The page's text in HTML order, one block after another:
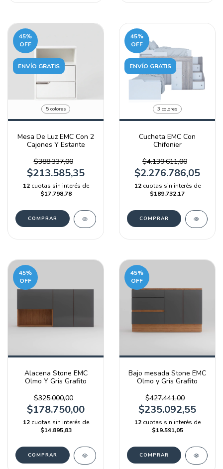
45%
OFF
ENVÍO GRATIS
5 colores
Mesa De Luz EMC Con 2
Cajones Y Estante
$388.337,00
$213.585,35
12 cuotas sin interés de
$17.798,78
COMPRAR
45%
OFF
ENVÍO GRATIS
3 colores
Cucheta EMC Con
Chifonier
$4.139.611,00
$2.276.786,05
12 cuotas sin interés de
$189.732,17
COMPRAR
45%
OFF
Alacena Stone EMC
Olmo Y Gris Grafito
$325.000,00
$178.750,00
12 cuotas sin interés de
$14.895,83
COMPRAR
45%
OFF
Bajo mesada Stone EMC
Olmo y Gris Grafito
$427.441,00
$235.092,55
12 cuotas sin interés de
$19.591,05
COMPRAR